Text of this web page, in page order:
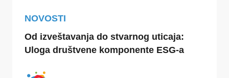
NOVOSTI
Od izveštavanja do stvarnog uticaja:
Uloga društvene komponente ESG-a